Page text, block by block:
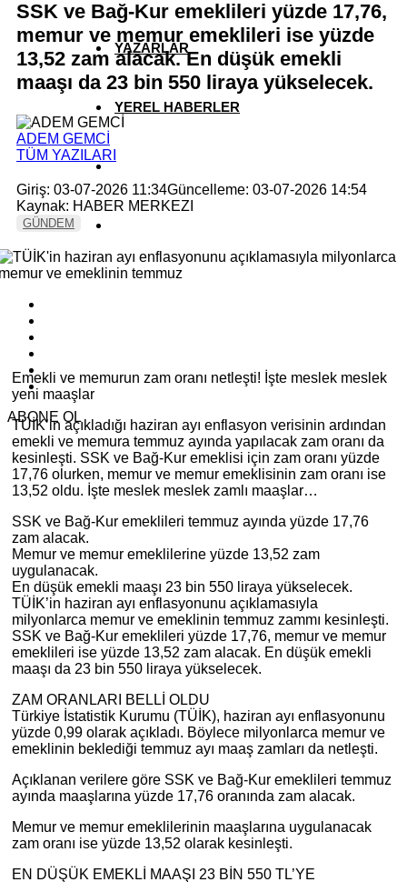
YAZARLAR
YEREL HABERLER
SSK ve Bağ-Kur emeklileri yüzde 17,76,
memur ve memur emeklileri ise yüzde
13,52 zam alacak. En düşük emekli
maaşı da 23 bin 550 liraya yükselecek.
ADEM GEMCİ
TÜM YAZILARI
Giriş: 03-07-2026 11:34Güncelleme: 03-07-2026 14:54
Kaynak: HABER MERKEZI
GÜNDEM
ABONE OL
Emekli ve memurun zam oranı netleşti! İşte meslek meslek
yeni maaşlar
TÜİK’in açıkladığı haziran ayı enflasyon verisinin ardından
emekli ve memura temmuz ayında yapılacak zam oranı da
kesinleşti. SSK ve Bağ-Kur emeklisi için zam oranı yüzde
17,76 olurken, memur ve memur emeklisinin zam oranı ise
13,52 oldu. İşte meslek meslek zamlı maaşlar…
SSK ve Bağ-Kur emeklileri temmuz ayında yüzde 17,76
zam alacak.
Memur ve memur emeklilerine yüzde 13,52 zam
uygulanacak.
En düşük emekli maaşı 23 bin 550 liraya yükselecek.
TÜİK’in haziran ayı enflasyonunu açıklamasıyla
milyonlarca memur ve emeklinin temmuz zammı kesinleşti.
SSK ve Bağ-Kur emeklileri yüzde 17,76, memur ve memur
emeklileri ise yüzde 13,52 zam alacak. En düşük emekli
maaşı da 23 bin 550 liraya yükselecek.
ZAM ORANLARI BELLİ OLDU
Türkiye İstatistik Kurumu (TÜİK), haziran ayı enflasyonunu
yüzde 0,99 olarak açıkladı. Böylece milyonlarca memur ve
emeklinin beklediği temmuz ayı maaş zamları da netleşti.
Açıklanan verilere göre SSK ve Bağ-Kur emeklileri temmuz
ayında maaşlarına yüzde 17,76 oranında zam alacak.
Memur ve memur emeklilerinin maaşlarına uygulanacak
zam oranı ise yüzde 13,52 olarak kesinleşti.
EN DÜŞÜK EMEKLİ MAAŞI 23 BİN 550 TL’YE